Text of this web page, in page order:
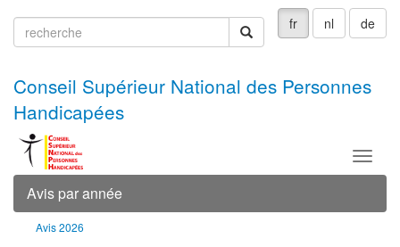
fr nl de
recherche
Conseil Supérieur National des Personnes
Handicapées
Menu
Avis par année
Avis 2026